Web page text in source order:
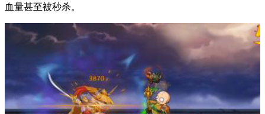
血量甚至被秒杀。